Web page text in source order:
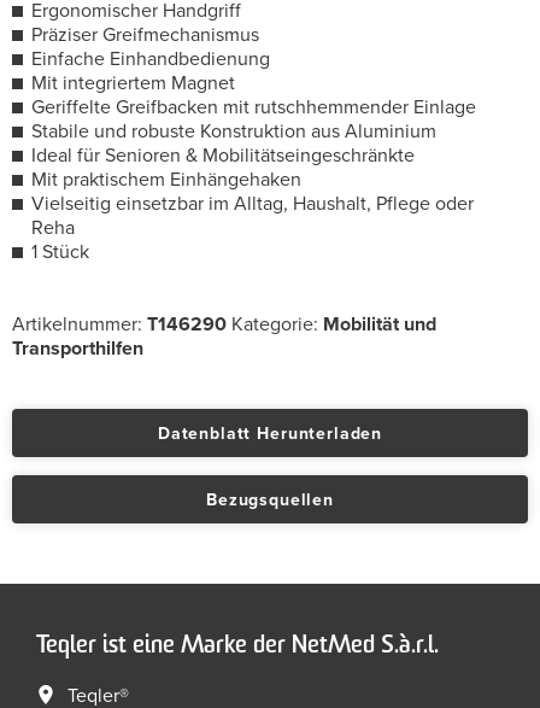
Ergonomischer Handgriff
Präziser Greifmechanismus
Einfache Einhandbedienung
Mit integriertem Magnet
Geriffelte Greifbacken mit rutschhemmender Einlage
Stabile und robuste Konstruktion aus Aluminium
Ideal für Senioren & Mobilitätseingeschränkte
Mit praktischem Einhängehaken
Vielseitig einsetzbar im Alltag, Haushalt, Pflege oder
Reha
1 Stück
Artikelnummer: T146290 Kategorie: Mobilität und
Transporthilfen
Datenblatt Herunterladen
Bezugsquellen
Teqler ist eine Marke der NetMed S.à.r.l.
Teqler®